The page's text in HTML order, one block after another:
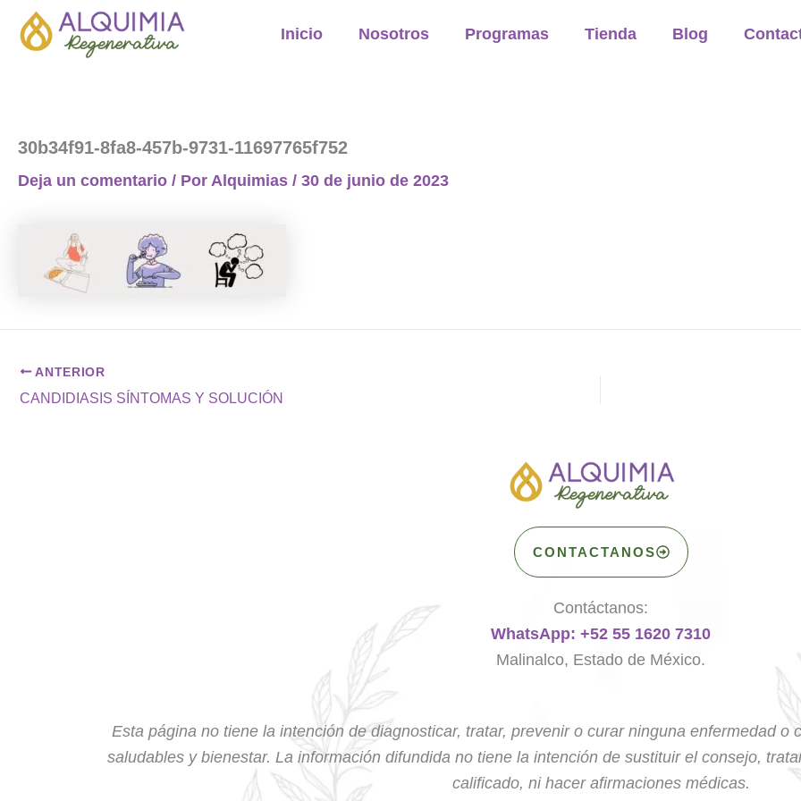
Inicio Nosotros Programas Tienda Blog
30b34f91-8fa8-457b-9731-11697765f752
Deja un comentario / Por Alquimias / 30 de junio de 2023
ANTERIOR
CANDIDIASIS SÍNTOMAS Y SOLUCIÓN
CONTACTANOS
Contáctanos:
WhatsApp: +52 55 1620 7310
Malinalco, Estado de México.
Esta página no tiene la intención de diagnosticar, tratar, prevenir o curar ninguna enfermedad o
saludables y bienestar. La información difundida no tiene la intención de sustituir el consejo,
calificado, ni hacer afirmaciones médicas.